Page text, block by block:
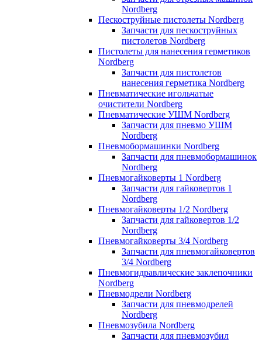
Nordberg
Пескоструйные пистолеты Nordberg
Запчасти для пескоструйных
пистолетов Nordberg
Пистолеты для нанесения герметиков
Nordberg
Запчасти для пистолетов
нанесения герметика Nordberg
Пневматические игольчатые
очистители Nordberg
Пневматические УШМ Nordberg
Запчасти для пневмо УШМ
Nordberg
Пневмобормашинки Nordberg
Запчасти для пневмобормашинок
Nordberg
Пневмогайковерты 1 Nordberg
Запчасти для гайковертов 1
Nordberg
Пневмогайковерты 1/2 Nordberg
Запчасти для гайковертов 1/2
Nordberg
Пневмогайковерты 3/4 Nordberg
Запчасти для пневмогайковертов
3/4 Nordberg
Пневмогидравлические заклепочники
Nordberg
Пневмодрели Nordberg
Запчасти для пневмодрелей
Nordberg
Пневмозубила Nordberg
Запчасти для пневмозубил